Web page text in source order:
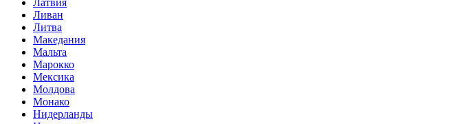
Латвия
Ливан
Литва
Македания
Мальта
Марокко
Мексика
Молдова
Монако
Нидерланды